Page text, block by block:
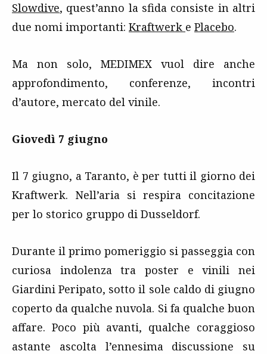
Slowdive, quest’anno la sfida consiste in altri
due nomi importanti: Kraftwerk e Placebo.
Ma non solo, MEDIMEX vuol dire anche
approfondimento, conferenze, incontri
d’autore, mercato del vinile.
Giovedì 7 giugno
Il 7 giugno, a Taranto, è per tutti il giorno dei
Kraftwerk. Nell’aria si respira concitazione
per lo storico gruppo di Dusseldorf.
Durante il primo pomeriggio si passeggia con
curiosa indolenza tra poster e vinili nei
Giardini Peripato, sotto il sole caldo di giugno
coperto da qualche nuvola. Si fa qualche buon
affare. Poco più avanti, qualche coraggioso
astante ascolta l’ennesima discussione su